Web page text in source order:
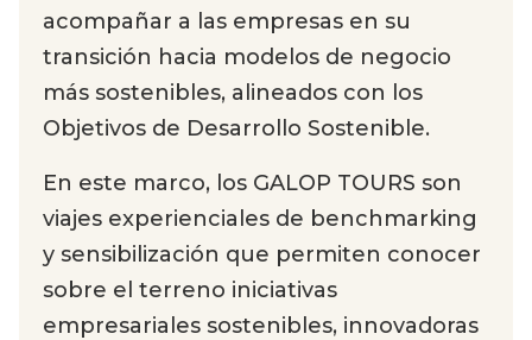
acompañar a las empresas en su
transición hacia modelos de negocio
más sostenibles, alineados con los
Objetivos de Desarrollo Sostenible.
En este marco, los GALOP TOURS son
viajes experienciales de benchmarking
y sensibilización que permiten conocer
sobre el terreno iniciativas
empresariales sostenibles, innovadoras